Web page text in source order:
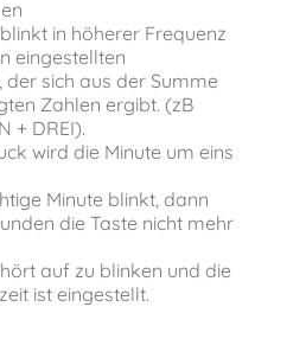
in höherer Frequenz
eingestellten
der sich aus der Summe
Zahlen ergibt. (zB
+ DREI).
wird die Minute um eins
Minute blinkt, dann
die Taste nicht mehr
auf zu blinken und die
ist eingestellt.